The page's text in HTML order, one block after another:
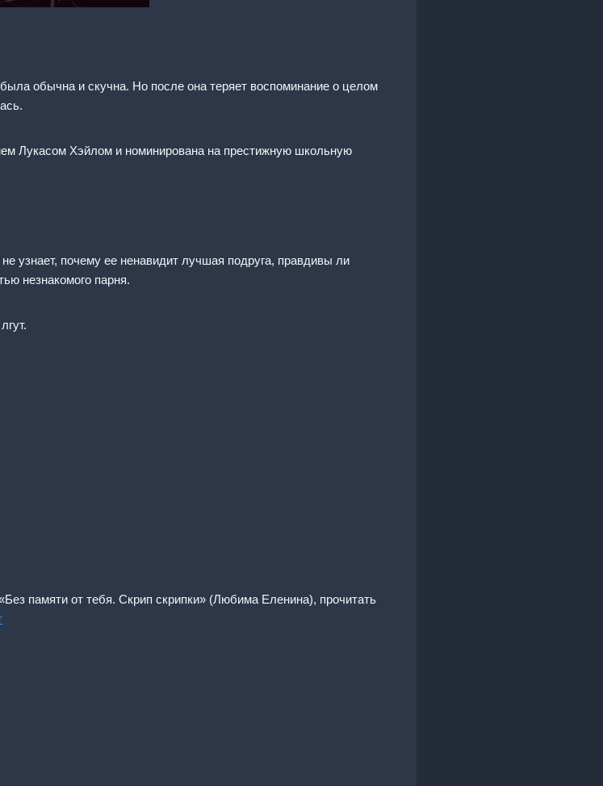
обычна и скучна. Но после она теряет воспоминание о целом
Лукасом Хэйлом и номинирована на престижную школьную
узнает, почему ее ненавидит лучшая подруга, правдивы ли
незнакомого парня.
памяти от тебя. Скрип скрипки» (Любима Еленина), прочитать